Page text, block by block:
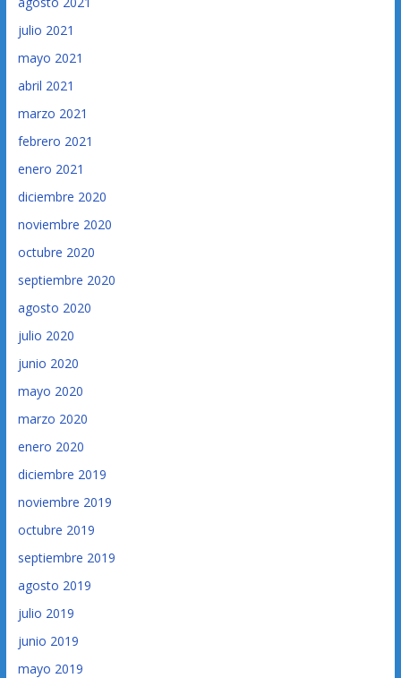
julio 2021
mayo 2021
abril 2021
marzo 2021
febrero 2021
enero 2021
diciembre 2020
noviembre 2020
octubre 2020
septiembre 2020
agosto 2020
julio 2020
junio 2020
mayo 2020
marzo 2020
enero 2020
diciembre 2019
noviembre 2019
octubre 2019
septiembre 2019
agosto 2019
julio 2019
junio 2019
mayo 2019